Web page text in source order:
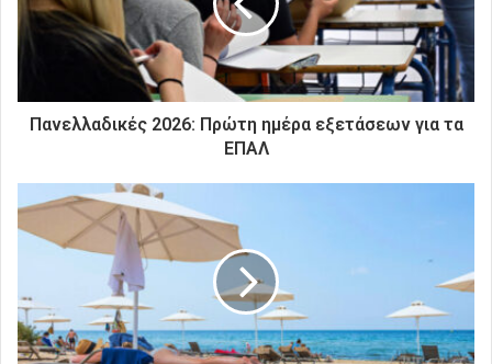
λ
ε
τ
κ
ή
ς
δ
ι
Πανελλαδικές 2026: Πρώτη ημέρα εξετάσεων για τα
ΕΠΑΛ